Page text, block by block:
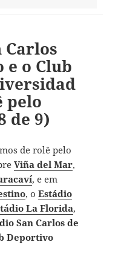
Carlos
e o Club
pelo
de 9)
de rolê pelo
Viña del Mar,
, e em
, o Estádio
La Florida,
San Carlos de
Deportivo